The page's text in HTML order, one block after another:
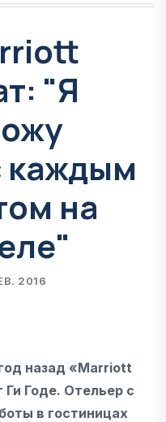
"Я
каждым
на
2016
назад «Marriott
Годе. Отельер с
в гостиницах